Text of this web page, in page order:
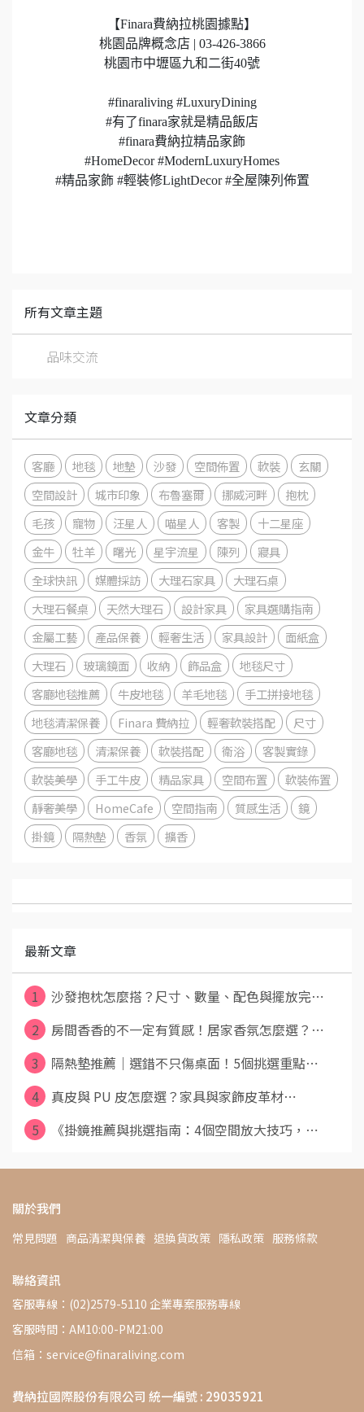
【Finara費納拉桃園據點】
桃園品牌概念店 | 03-426-3866
桃園市中壢區九和二街40號
#finaraliving #LuxuryDining
#有了finara家就是精品飯店
#finara費納拉精品家飾
#HomeDecor #ModernLuxuryHomes
#精品家飾 #輕裝修LightDecor #全屋陳列佈置
所有文章主題
品味交流
文章分類
客廳 地毯 地墊 沙發 空間佈置 軟裝
玄關
空間設計
城市印象 布魯塞爾 挪威河畔
抱枕
毛孩
寵物 汪星人 喵星人 客製
十二星座
金牛
牡羊 曙光 星宇流星 陳列
寢具
全球快訊
媒體採訪 大理石家具
大理石桌
大理石餐桌
天然大理石 設計家具
家具選購指南
金屬工藝
產品保養 輕奢生活 家具設計
面紙盒
大理石
玻璃鏡面 收納 飾品盒
地毯尺寸
客廳地毯推薦
牛皮地毯 羊毛地毯
手工拼接地毯
地毯清潔保養
Finara 費納拉 輕奢軟裝搭配
尺寸
客廳地毯
清潔保養 軟裝搭配 衛浴
客製實錄
軟裝美學
手工牛皮 精品家具 空間布置
軟裝佈置
靜奢美學
HomeCafe 空間指南 質感生活
鏡
掛鏡
隔熱墊 香氛 擴香
最新文章
1
沙發抱枕怎麼搭？尺寸、數量、配色與擺放完⋯
2
房間香香的不一定有質感！居家香氛怎麼選？⋯
3
隔熱墊推薦｜選錯不只傷桌面！5個挑選重點⋯
4
真皮與 PU 皮怎麼選？家具與家飾皮革材⋯
5
《掛鏡推薦與挑選指南：4個空間放大技巧，⋯
關於我們
常見問題 商品清潔與保養 退換貨政策 隱私政策 服務條款
聯絡資訊
客服專線：(02)2579-5110 企業專案服務專線
客服時間：AM10:00-PM21:00
信箱：service@finaraliving.com
費納拉國際股份有限公司 統一編號 : 29035921